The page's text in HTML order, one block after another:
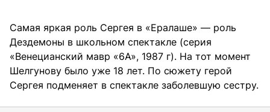
Самая яркая роль Сергея в «Ералаше» — роль
Дездемоны в школьном спектакле (серия
«Венецианский мавр «6А», 1987 г). На тот момент
Шелгунову было уже 18 лет. По сюжету герой
Сергея подменяет в спектакле заболевшую сестру.